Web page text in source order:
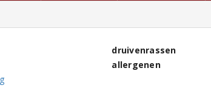
druivenrassen
allergenen